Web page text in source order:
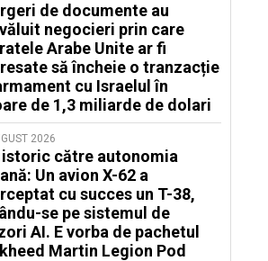
de documente au
negocieri prin care
Arabe Unite ar fi
să încheie o tranzacție
cu Israelul în
de 1,3 miliarde de dolari
2026
istoric către autonomia
Un avion X-62 a
cu succes un T-38,
se pe sistemul de
AI. E vorba de pachetul
Martin Legion Pod